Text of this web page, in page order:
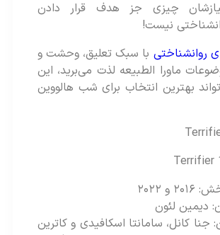
چیزی جز هدف قرار دادن
نیست!
روانشناختی با سبک تعلیق، وحشت و
ماورا الطبیعه لذت می‌برید،‌ این
بهترین انتخاب برای شب هالووین
و ۲۰۲۲
دیمین لئون
جنا کانل، سامانتا اسکافیدی و کاترین